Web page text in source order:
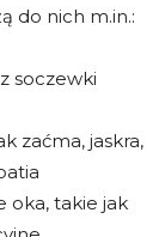
do nich m.in.:
soczewki
zaćma, jaskra,
oka, takie jak